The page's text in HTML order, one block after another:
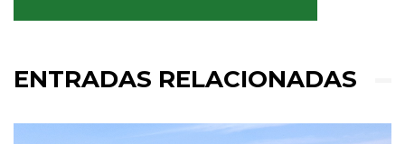
ENTRADAS RELACIONADAS